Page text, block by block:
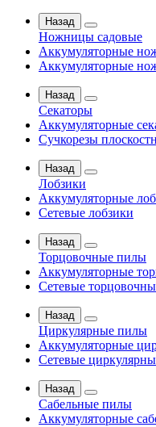
Назад
Ножницы садовые
Аккумуляторные
Аккумуляторные
Назад
Секаторы
Аккумуляторные
Сучкорезы
Назад
Лобзики
Аккумуляторные
Сетевые лобзики
Назад
Торцовочные пилы
Аккумуляторные
Сетевые
Назад
Циркулярные пилы
Аккумуляторные
Сетевые
Назад
Сабельные пилы
Аккумуляторные